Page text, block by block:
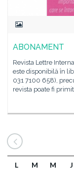
ABONAMENT
Revista Lettre
este disponibilă în
031 7100 658),
revista poate fi
L M M J